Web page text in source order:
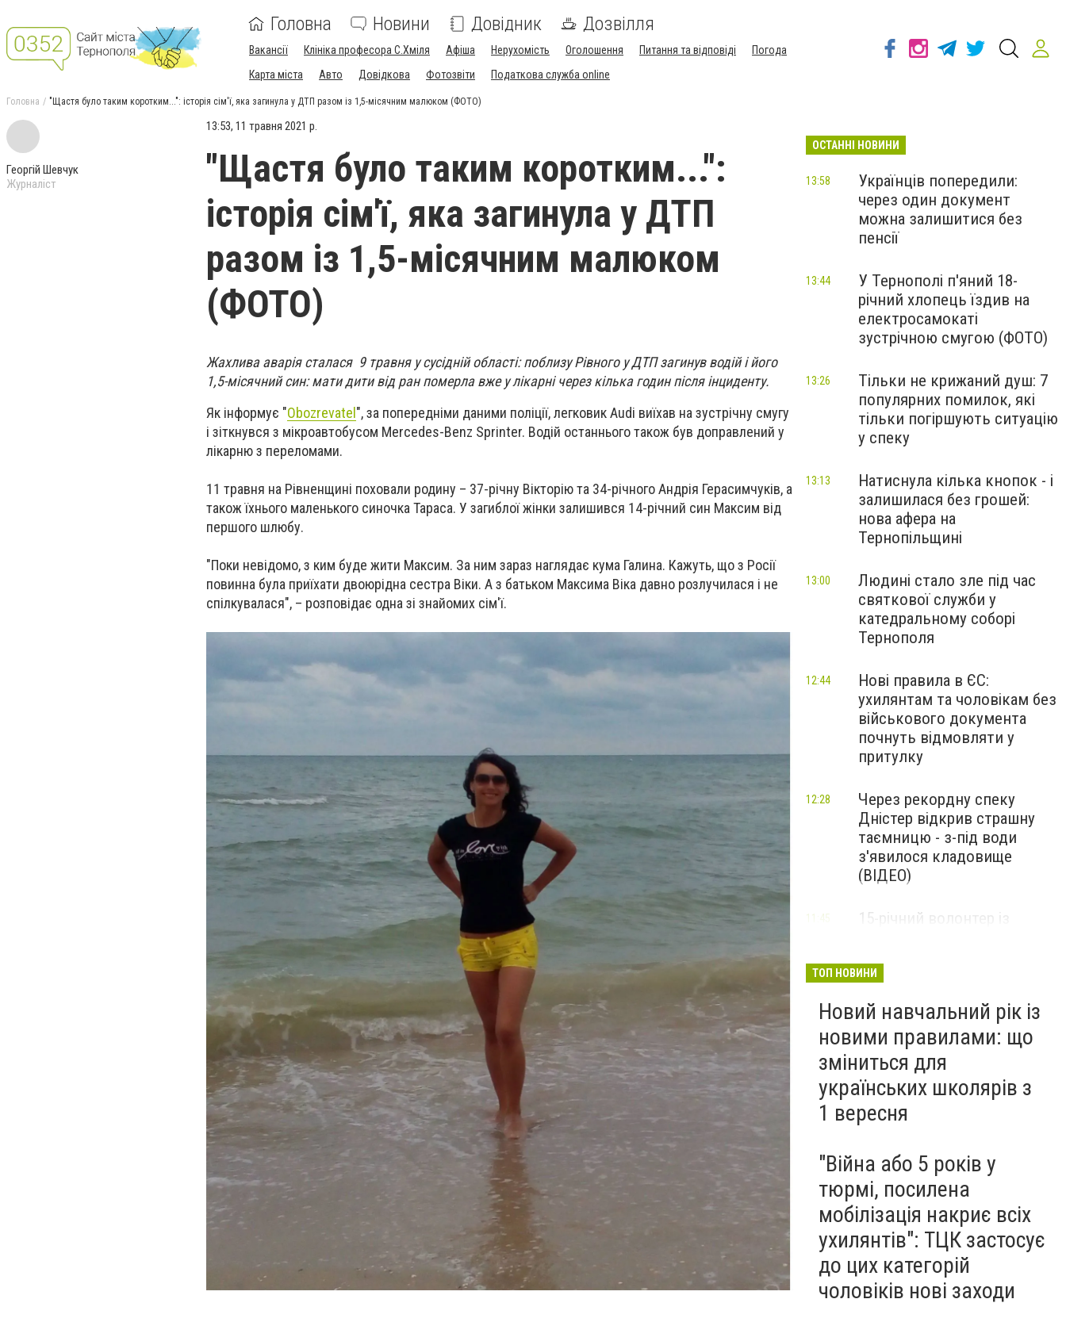
Головна Новини Довідник Дозвілля
Вакансії Клініка професора С.Хміля Афіша Нерухомість Оголошення Питання та відповіді
Погода
Карта міста
Авто Довідкова Фотозвіти Податкова служба online
Головна "Щастя було таким коротким...": історія сім'ї, яка загинула у ДТП разом із 1,5-місячним малюком (ФОТО)
Георгій Шевчук
Журналіст
13:53, 11 травня 2021 р.
"Щастя було таким коротким...":
історія сім'ї, яка загинула у ДТП
разом із 1,5-місячним малюком
(ФОТО)
Жахлива аварія сталася 9 травня у сусідній області: поблизу Рівного у ДТП загинув водій і його
1,5-місячний син: мати дити від ран померла вже у лікарні через кілька годин після інциденту.
Як інформує "Obozrevatel ", за попередніми даними поліції, легковик Audi виїхав на зустрічну смугу
і зіткнувся з мікроавтобусом Mercedes-Benz Sprinter. Водій останнього також був доправлений у
лікарню з переломами.
11 травня на Рівненщині поховали родину – 37-річну Вікторію та 34-річного Андрія Герасимчуків, а
також їхнього маленького синочка Тараса. У загиблої жінки залишився 14-річний син Максим від
першого шлюбу.
"Поки невідомо, з ким буде жити Максим. За ним зараз наглядає кума Галина. Кажуть, що з Росії
повинна була приїхати двоюрідна сестра Віки. А з батьком Максима Віка давно розлучилася і не
спілкувалася", – розповідає одна зі знайомих сім'ї.
ОСТАННІ НОВИНИ
Українців попередили:
через один документ
можна залишитися без
пенсії
13:58
У Тернополі п'яний 18-
річний хлопець їздив на
електросамокаті
зустрічною смугою (ФОТО)
13:44
Тільки не крижаний душ: 7
популярних помилок, які
тільки погіршують ситуацію
у спеку
13:26
Натиснула кілька кнопок - і
залишилася без грошей:
нова афера на
Тернопільщині
13:13
Людині стало зле під час
святкової служби у
катедральному соборі
Тернополя
13:00
Нові правила в ЄС:
ухилянтам та чоловікам без
військового документа
почнуть відмовляти у
притулку
12:44
Через рекордну спеку
Дністер відкрив страшну
таємницю - з-під води
з'явилося кладовище
(ВІДЕО)
12:28
15-річний волонтер із
(ФОТО)
11:45
ТОП НОВИНИ
Новий навчальний рік із
новими правилами: що
зміниться для
українських школярів з
1 вересня
"Війна або 5 років у
тюрмі, посилена
мобілізація накриє всіх
ухилянтів": ТЦК застосує
до цих категорій
чоловіків нові заходи